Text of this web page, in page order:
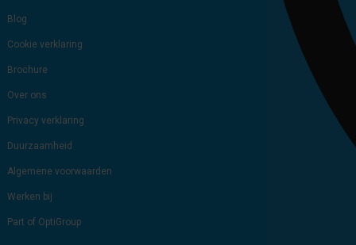
Blog
Cookie verklaring
Brochure
Over ons
Privacy verklaring
Duurzaamheid
Algemene voorwaarden
Werken bij
Part of OptiGroup